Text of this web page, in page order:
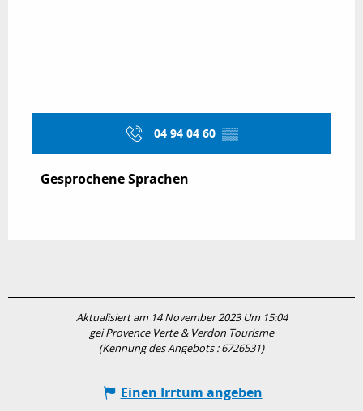
04 94 04 60 ▒▒
Gesprochene Sprachen
Gesprochene Sprachen
Aktualisiert am 14 November 2023 Um 15:04
gei Provence Verte & Verdon Tourisme
(Kennung des Angebots :6726531)
Einen Irrtum angeben